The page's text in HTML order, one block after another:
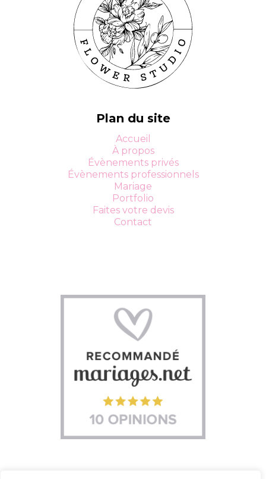
Plan du site
Accueil
À propos
Évènements privés
Évènements professionnels
Mariage
Portfolio
Faites votre devis
Contact